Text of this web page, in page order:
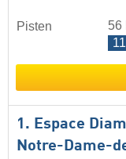
Pisten
56
1. Espace
Notre-Dame-